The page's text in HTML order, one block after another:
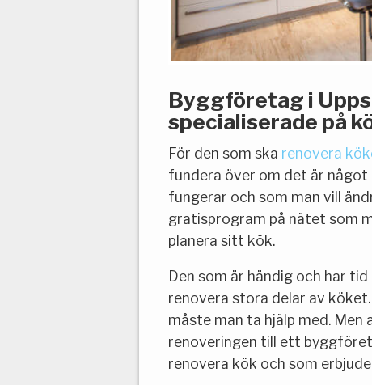
Byggföretag i
specialiserade på
För den som ska renovera
fundera över om det är
fungerar och som man vill
gratisprogram på nätet som
planera sitt kök.
Den som är händig och har
renovera stora delar av
måste man ta hjälp med.
renoveringen till ett
renovera kök och som